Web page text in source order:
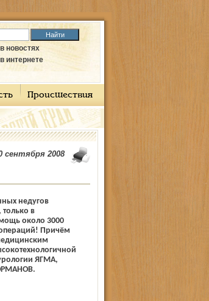
новостях
интернете
Происшествия
сентября 2008
недугов
в
около 3000
Причём
ЯГМА,